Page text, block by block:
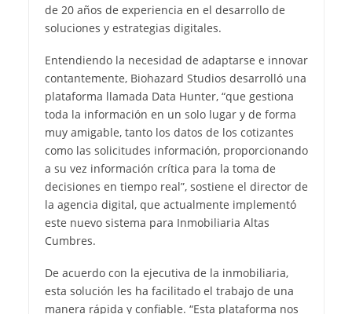
de 20 años de experiencia en el desarrollo de
soluciones y estrategias digitales.
Entendiendo la necesidad de adaptarse e innovar
contantemente, Biohazard Studios desarrolló una
plataforma llamada Data Hunter, “que gestiona
toda la información en un solo lugar y de forma
muy amigable, tanto los datos de los cotizantes
como las solicitudes información, proporcionando
a su vez información crítica para la toma de
decisiones en tiempo real”, sostiene el director de
la agencia digital, que actualmente implementó
este nuevo sistema para Inmobiliaria Altas
Cumbres.
De acuerdo con la ejecutiva de la inmobiliaria,
esta solución les ha facilitado el trabajo de una
manera rápida y confiable. “Esta plataforma nos